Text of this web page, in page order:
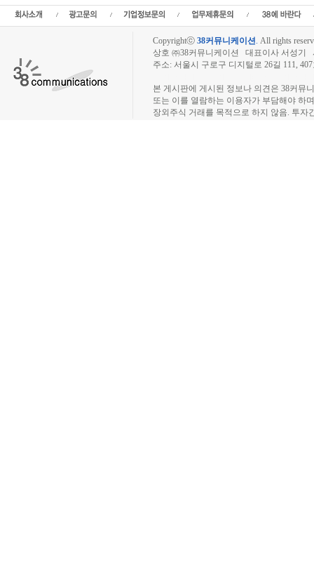
Copyrightⓒ 38커뮤니케이션. All rights
상호 ㈜38커뮤니케이션 대표이사 서성기
주소: 서울시 구로구 디지털로 26길 111,
본 게시판에 게시된 정보나 의견은 38커뮤
또는 이를 열람하는 이용자가 부담해야 하
장외주식 거래를 목적으로 하지 않음. 투